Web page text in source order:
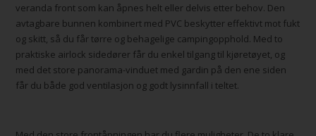
veranda front som kan åpnes helt eller delvis etter behov. Den
avtagbare bunnen kombinert med PVC beskytter effektivt mot fukt
og skitt, så du får tørre og behagelige campingopphold. Med to
praktiske airlock sidedører får du enkel tilgang til kjøretøyet, og
med det store panorama-vinduet med gardin på den ene siden
får du både god ventilasjon og godt lysinnfall i teltet.